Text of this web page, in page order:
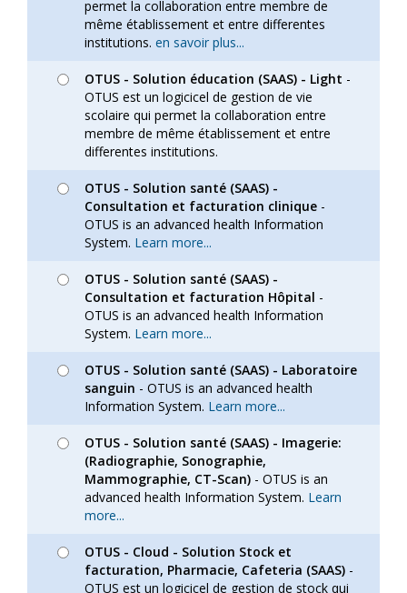
permet la collaboration entre membre de
même établissement et entre differentes
institutions. en savoir plus...
OTUS - Solution éducation (SAAS) - Light -
OTUS est un logicicel de gestion de vie
scolaire qui permet la collaboration entre
membre de même établissement et entre
differentes institutions.
OTUS - Solution santé (SAAS) -
Consultation et facturation clinique -
OTUS is an advanced health Information
System. Learn more...
OTUS - Solution santé (SAAS) -
Consultation et facturation Hôpital -
OTUS is an advanced health Information
System. Learn more...
OTUS - Solution santé (SAAS) - Laboratoire
sanguin - OTUS is an advanced health
Information System. Learn more...
OTUS - Solution santé (SAAS) - Imagerie:
(Radiographie, Sonographie,
Mammographie, CT-Scan) - OTUS is an
advanced health Information System. Learn
more...
OTUS - Cloud - Solution Stock et
facturation, Pharmacie, Cafeteria (SAAS) -
OTUS est un logicicel de gestion de stock qui